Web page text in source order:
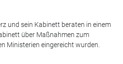
und sein Kabinett beraten in einem
über Maßnahmen zum
Ministerien eingereicht wurden.